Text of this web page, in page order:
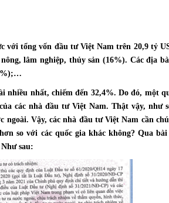
với tổng vốn đầu tư Việt Nam trên 20,9 tỷ
lâm nghiệp, thủy sản (16%). Các địa
nhất, chiếm đến 32,4%. Do đó, một
các nhà đầu tư Việt Nam. Thật vậy, như
ngoài. Vậy, các nhà đầu tư Việt Nam cần
so với các quốc gia khác không? Qua
sau: